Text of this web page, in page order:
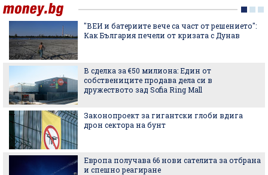
"ВЕИ и батериите вече са част от решението":
Как България печели от кризата с Дунав
В сделка за €50 милиона: Един от
собствениците продава дела си в
дружеството зад Sofia Ring Mall
Законопроект за гигантски глоби вдига
дрон сектора на бунт
Европа получава 66 нови сателита за отбрана
и спешно реагиране